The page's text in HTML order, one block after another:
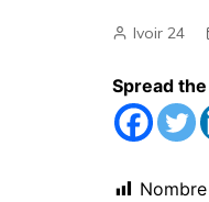
Ivoir 24
Spread